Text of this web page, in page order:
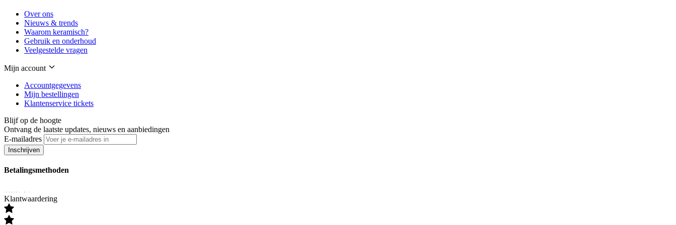
Over ons
Nieuws & trends
Waarom keramisch?
Gebruik en onderhoud
Veelgestelde vragen
Mijn account
Accountgegevens
Mijn bestellingen
Klantenservice tickets
Blijf op de hoogte
Ontvang de laatste updates, nieuws en aanbiedingen
E-mailadres
Inschrijven
Betalingsmethoden
Klantwaardering